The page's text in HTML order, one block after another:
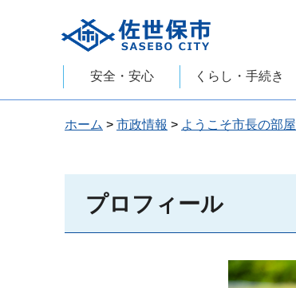
佐世保市
安全・安心 くらし・手続き
ホーム > 市政情報 > ようこそ市長の部屋
プロフィール